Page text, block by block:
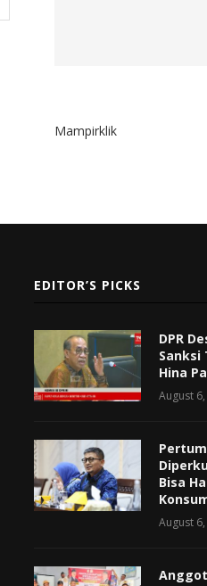
Mampirklik
EDITOR’S PICKS
DPR
Sanksi
Hina
August
Bisa
August